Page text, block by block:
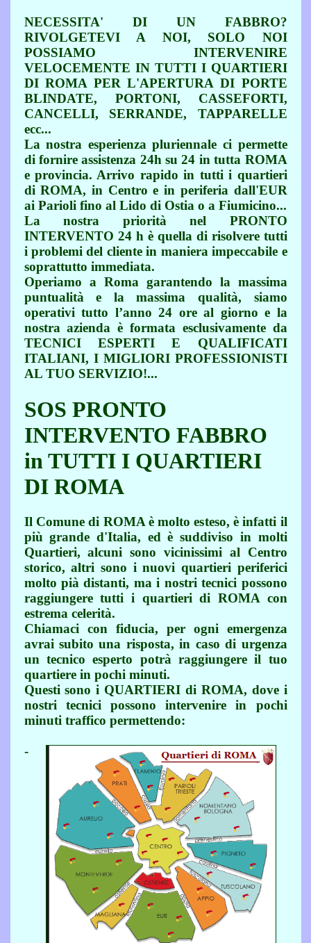
NECESSITA' DI UN FABBRO?
RIVOLGETEVI A NOI, SOLO NOI
POSSIAMO INTERVENIRE
VELOCEMENTE IN TUTTI I QUARTIERI
DI ROMA PER L'APERTURA DI PORTE
BLINDATE, PORTONI, CASSEFORTI,
CANCELLI, SERRANDE, TAPPARELLE
ecc...
La nostra esperienza pluriennale ci permette
di fornire assistenza 24h su 24 in tutta ROMA
e provincia. Arrivo rapido in tutti i quartieri
di ROMA, in Centro e in periferia dall'EUR
ai Parioli fino al Lido di Ostia o a Fiumicino...
La nostra priorità nel PRONTO
INTERVENTO 24 h è quella di risolvere tutti
i problemi del cliente in maniera impeccabile e
soprattutto immediata.
Operiamo a Roma garantendo la massima
puntualità e la massima qualità, siamo
operativi tutto l’anno 24 ore al giorno e la
nostra azienda è formata esclusivamente da
TECNICI ESPERTI E QUALIFICATI
ITALIANI, I MIGLIORI PROFESSIONISTI
AL TUO SERVIZIO!...
SOS PRONTO
INTERVENTO FABBRO
in TUTTI I QUARTIERI
DI ROMA
Il Comune di ROMA è molto esteso, è infatti il
più grande d'Italia, ed è suddiviso in molti
Quartieri, alcuni sono vicinissimi al Centro
storico, altri sono i nuovi quartieri periferici
molto pià distanti, ma i nostri tecnici possono
raggiungere tutti i quartieri di ROMA con
estrema celerità.
Chiamaci con fiducia, per ogni emergenza
avrai subito una risposta, in caso di urgenza
un tecnico esperto potrà raggiungere il tuo
quartiere in pochi minuti.
Questi sono i QUARTIERI di ROMA, dove i
nostri tecnici possono intervenire in pochi
minuti traffico permettendo:
-